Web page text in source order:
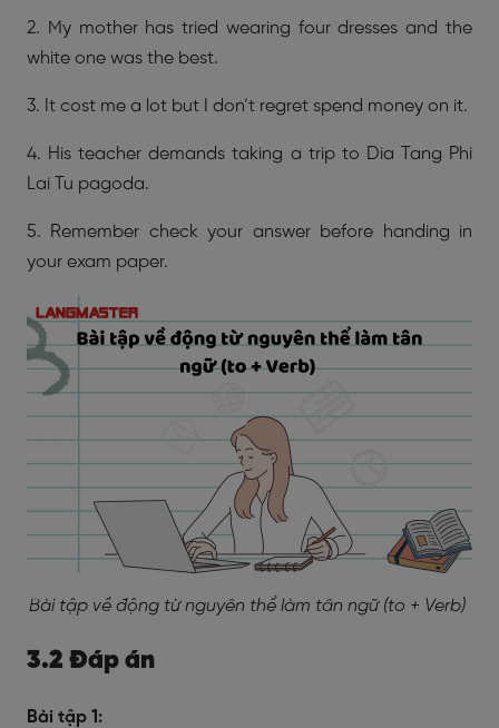
2. My mother has tried wearing four dresses and the
white one was the best.
3. It cost me a lot but I don’t regret spend money on it.
4. His teacher demands taking a trip to Dia Tang Phi
Lai Tu pagoda.
5. Remember check your answer before handing in
your exam paper.
Bài tập về động từ nguyên thể làm tân ngữ (to + Verb)
3.2 Đáp án
Bài tập 1: